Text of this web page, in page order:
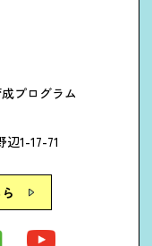
プログラム
1-17-71